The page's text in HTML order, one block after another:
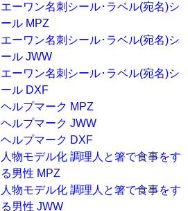
エーワン名刺シール･ラベル(宛名)シ
ール MPZ
エーワン名刺シール･ラベル(宛名)シ
ール JWW
エーワン名刺シール･ラベル(宛名)シ
ール DXF
ヘルプマーク MPZ
ヘルプマーク JWW
ヘルプマーク DXF
人物モデル化 調理人と箸で食事をす
る男性 MPZ
人物モデル化 調理人と箸で食事をす
る男性 JWW